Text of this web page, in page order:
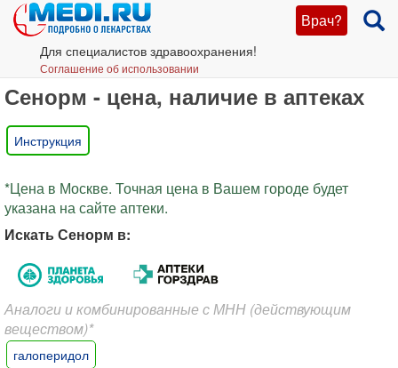
Врач?
Для специалистов здравоохранения!
Соглашение об использовании
Сенорм - цена, наличие в аптеках
Инструкция
*Цена в Москве. Точная цена в Вашем городе будет
указана на сайте аптеки.
Искать Сенорм в:
Аналоги и комбинированные с МНН (действующим
веществом)*
галоперидол